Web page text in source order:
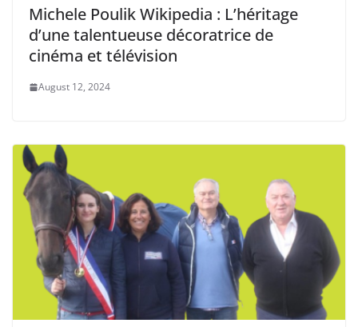
Michele Poulik Wikipedia : L’héritage
d’une talentueuse décoratrice de
cinéma et télévision
August 12, 2024